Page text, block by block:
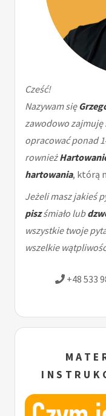
Cześć!
Nazywam się
zawodowo zajmuję
opracować ponad
rownież
hartowania, którą
Jeżeli masz jakieś
piszśmiało lub
wszystkie twoje
wszelkie
+48 533